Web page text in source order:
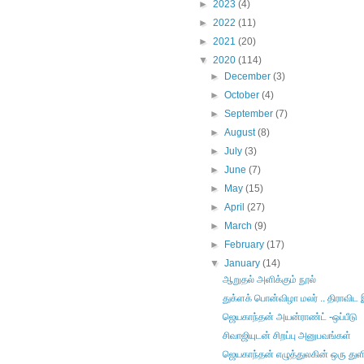
► 2023 (4)
► 2022 (11)
► 2021 (20)
▼ 2020 (114)
►
December(3)
►October(4)
►September(7)
►August(8)
►July(3)
►June(7)
►
May(15)
►April(27)
►
March(9)
►
February(17)
▼January(14)
ஆறுதல் அளிக்கும் நூல்
துக்ளக் பொன்விழா மலர் ..
ஜெயகாந்தன் அயன்ராண்ட் -ஒப்பீடு
சிவாஜியுடன் சிறப்பு அனுபவங்கள்
ஜெயகாந்தன் எழுத்துலகின் ஒரு